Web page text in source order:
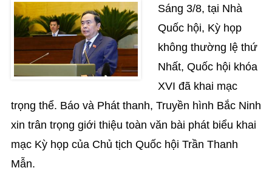
Sáng 3/8, tại Nhà
Quốc hội, Kỳ họp
không thường lệ thứ
Nhất, Quốc hội khóa
XVI đã khai mạc
trọng thể. Báo và Phát thanh, Truyền hình Bắc Ninh
xin trân trọng giới thiệu toàn văn bài phát biểu khai
mạc Kỳ họp của Chủ tịch Quốc hội Trần Thanh
Mẫn.